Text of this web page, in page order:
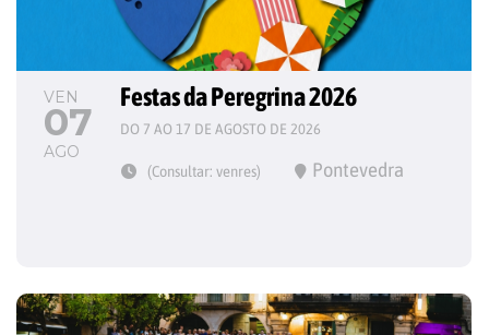
VEN
07
AGO
Festas da Peregrina 2026
DO 7 AO 17 DE AGOSTO DE 2026
(Consultar: venres) Pontevedra